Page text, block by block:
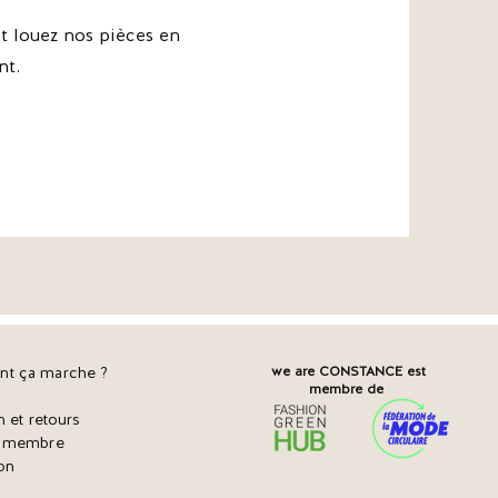
louez nos pièces en
ça marche ?
et retours
we are CONSTANCE est
membre de